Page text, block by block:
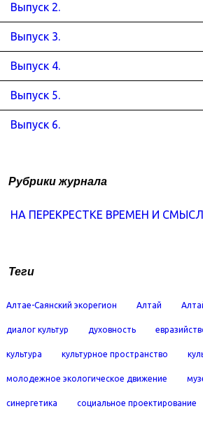
Выпуск 2.
Выпуск 3.
Выпуск 4.
Выпуск 5.
Выпуск 6.
Рубрики журнала
НА ПЕРЕКРЕСТКЕ ВРЕМЕН И
Теги
Алтае-Саянский экорегион Алтай
диалог культур духовность
культура культурное пространство
молодежное экологическое движение
синергетика социальное проектирование